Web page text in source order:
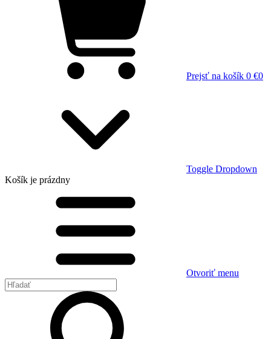
Prejsť na košík 0 €0
Toggle Dropdown
Košík je prázdny
Otvoriť menu